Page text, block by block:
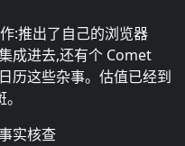
:推出了自己的浏览器
成进去,还有个 Comet
历这些杂事。估值已经到
实核查